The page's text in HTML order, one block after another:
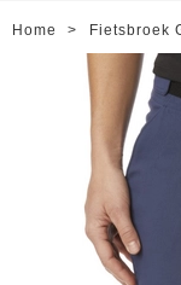
Home > Fietsbroek